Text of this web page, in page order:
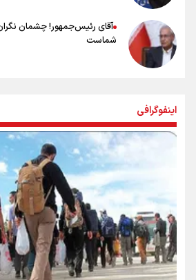
آقای رئیس‌جمهور! چشمان
شماست
بنزین؛ تدبیری برای حفظ امنیت
«هورامان»؛ میراثی که جهان را
شکستگیِ بزرگ؛ روایتِ یک
اینفوگرافی